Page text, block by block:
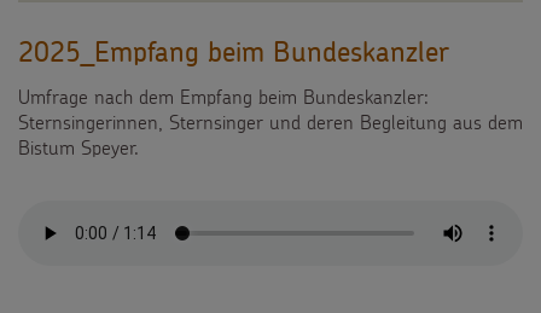
2025_Empfang beim Bundeskanzler
Umfrage nach dem Empfang beim Bundeskanzler:
Sternsingerinnen, Sternsinger und deren Begleitung aus dem
Bistum Speyer.